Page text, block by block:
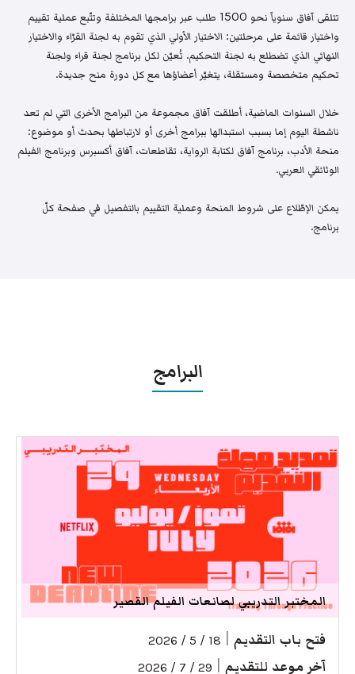
تتلقى آفاق سنوياً نحو 1500 طلب عبر برامجها المختلفة وتتّبع عملية تقييم
واختيار قائمة على مرحلتين: الاختيار الأولي الذي تقوم به لجنة القرّاء والاختيار
النهائي الذي تضطلع به لجنة التحكيم. تُعيّن لكل برنامج لجنة قراء ولجنة
تحكيم متخصصة ومستقلة، يتغيّر أعضاؤها مع كل دورة منح جديدة.
خلال السنوات الماضية، أطلقت آفاق مجموعة من البرامج الأخرى التي لم تعد
ناشطة اليوم إما بسبب استبدالها ببرامج أخرى أو لارتباطها بحدث أو موضوع:
منحة الأدب، برنامج آفاق لكتابة الرواية، تقاطعات، آفاق أكسبرس وبرنامج الفيلم
الوثائقي العربي.
يمكن الإطّلاع على شروط المنحة وعملية التقييم بالتفصيل في صفحة كلّ
برنامج.
البرامج
المختبر التدريبي لصانعات الفيلم القصير
فتح باب التقديم 18 / 5 / 2026
آخر موعد للتقديم 29 / 7 / 2026